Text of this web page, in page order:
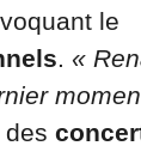
le
«
des